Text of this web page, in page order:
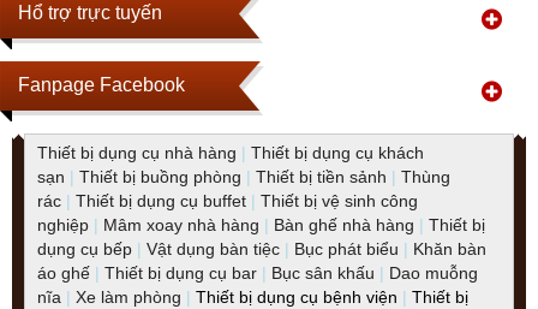
Hổ trợ trực tuyến
Fanpage Facebook
Thiết bị dụng cụ nhà hàng | Thiết bị dụng cụ khách
sạn | Thiết bị buồng phòng | Thiết bị tiền sảnh | Thùng
rác | Thiết bị dụng cụ buffet | Thiết bị vệ sinh công
nghiệp | Mâm xoay nhà hàng | Bàn ghế nhà hàng | Thiết bị
dụng cụ bếp | Vật dụng bàn tiệc | Bục phát biểu | Khăn bàn
áo ghế | Thiết bị dụng cụ bar | Bục sân khấu | Dao muỗng
nĩa | Xe làm phòng | Thiết bị dụng cụ bệnh viện | Thiết bị